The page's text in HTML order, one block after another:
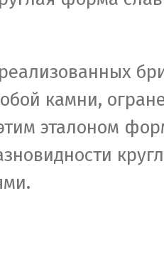
камни,
эталоном